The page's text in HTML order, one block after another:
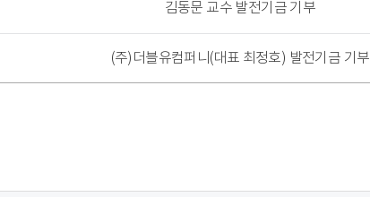
김동문 교수 발전기금 기부
(주)더블유컴퍼니(대표 최정호) 발전기금 기부